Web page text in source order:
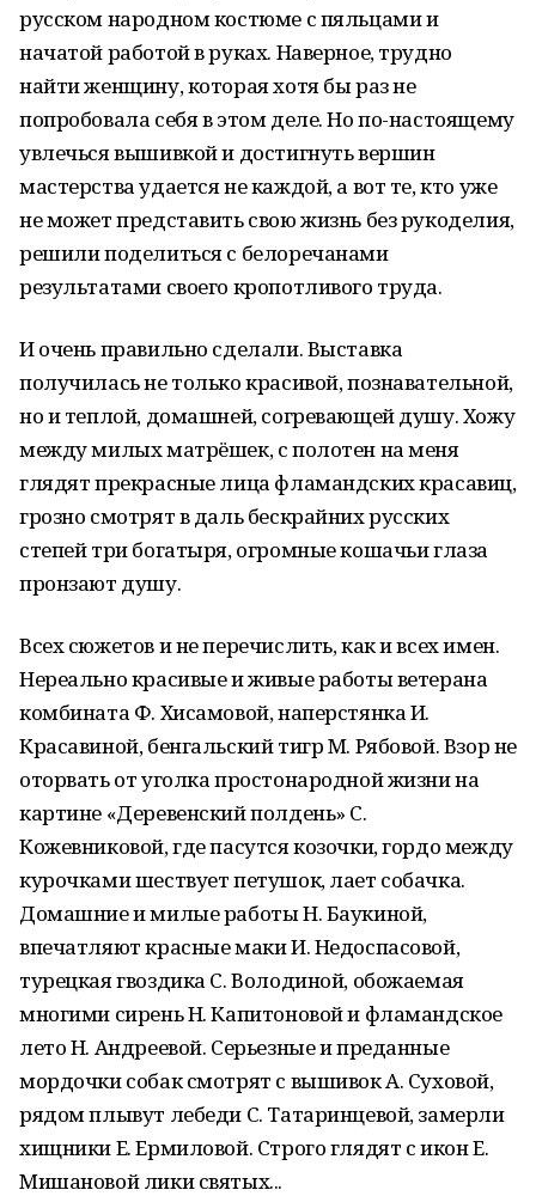
русском народном костюме с пяльцами и
начатой работой в руках. Наверное, трудно
найти женщину, которая хотя бы раз не
попробовала себя в этом деле. Но по-настоящему
увлечься вышивкой и достигнуть вершин
мастерства удается не каждой, а вот те, кто уже
не может представить свою жизнь без рукоделия,
решили поделиться с белоречанами
результатами своего кропотливого труда.
И очень правильно сделали. Выставка
получилась не только красивой, познавательной,
но и теплой, домашней, согревающей душу. Хожу
между милых матрёшек, с полотен на меня
глядят прекрасные лица фламандских красавиц,
грозно смотрят в даль бескрайних русских
степей три богатыря, огромные кошачьи глаза
пронзают душу.
Всех сюжетов и не перечислить, как и всех имен.
Нереально красивые и живые работы ветерана
комбината Ф. Хисамовой, наперстянка И.
Красавиной, бенгальский тигр М. Рябовой. Взор не
оторвать от уголка простонародной жизни на
картине «Деревенский полдень» С.
Кожевниковой, где пасутся козочки, гордо между
курочками шествует петушок, лает собачка.
Домашние и милые работы Н. Баукиной,
впечатляют красные маки И. Недоспасовой,
турецкая гвоздика С. Володиной, обожаемая
многими сирень Н. Капитоновой и фламандское
лето Н. Андреевой. Серьезные и преданные
мордочки собак смотрят с вышивок А. Суховой,
рядом плывут лебеди С. Татаринцевой, замерли
хищники Е. Ермиловой. Строго глядят с икон Е.
Мишановой лики святых...